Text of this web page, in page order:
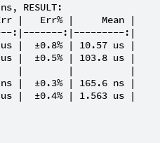
RESULT:
|   Err% |     Mean |
:|-------:|---------:|
|  ±0.8% | 10.57 us |
|  ±0.5% | 103.8 us |
|        |          |
|  ±0.3% | 165.6 ns |
|  ±0.4% | 1.563 us |